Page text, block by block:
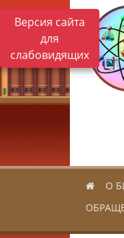
Версия сайта
для
слабовидящих
О